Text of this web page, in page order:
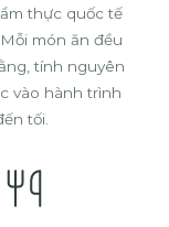
thực quốc tế
món ăn đều
tính nguyên
vào hành trình
tối.